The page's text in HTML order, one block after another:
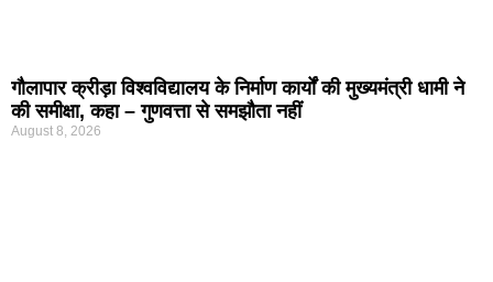
गौलापार क्रीड़ा विश्वविद्यालय के निर्माण कार्यों की मुख्यमंत्री धामी ने
की समीक्षा, कहा – गुणवत्ता से समझौता नहीं
August 8, 2026